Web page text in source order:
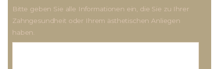
Bitte geben Sie alle Informationen ein, die Sie zu Ihrer
Zahngesundheit oder Ihrem ästhetischen Anliegen
haben.